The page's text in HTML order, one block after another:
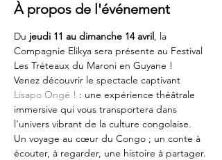
À propos de l'événement
Du jeudi 11 au dimanche 14 avril, la
Compagnie Elikya sera présente au Festival
Les Tréteaux du Maroni en Guyane !
Venez découvrir le spectacle captivant
Lisapo Ongé ! : une expérience théâtrale
immersive qui vous transportera dans
l'univers vibrant de la culture congolaise.
Un voyage au cœur du Congo ; un conte à
écouter, à regarder, une histoire à partager.